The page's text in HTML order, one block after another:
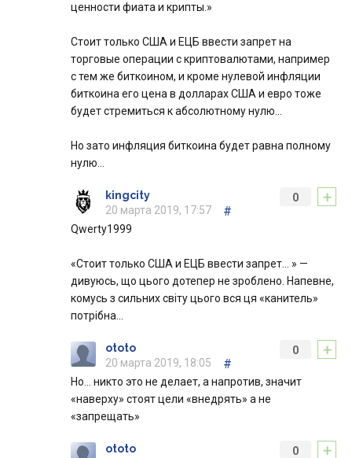
ценности фиата и крипты.»
Стоит только США и ЕЦБ ввести запрет на
торговые операции с криптовалютами, например
с тем же биткоином, и кроме нулевой инфляции
биткоина его цена в долларах США и евро тоже
будет стремиться к абсолютному нулю…
Но зато инфляция биткоина будет равна полному
нулю…
+
0
kingcity
20 марта 2019, 17:57
#
Qwerty1999
«Стоит только США и ЕЦБ ввести запрет… » —
дивуюсь, що цього дотепер не зроблено. Напевне,
комусь з сильних світу цього вся ця «канитель»
потрібна…
+
0
ototo
20 марта 2019, 18:05
#
Но… никто это не делает, а напротив, значит
«наверху» стоят цели «внедрять» а не
«запрещать»
+
0
ototo